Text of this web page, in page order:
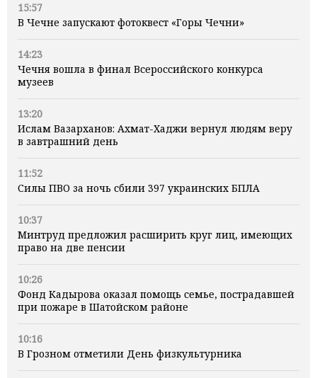
15:57
В Чечне запускают фотоквест «Горы Чечни»
14:23
Чечня вошла в финал Всероссийского конкурса
музеев
13:20
Ислам Вазарханов: Ахмат-Хаджи вернул людям веру
в завтрашний день
11:52
Силы ПВО за ночь сбили 397 украинских БПЛА
10:37
Минтруд предложил расширить круг лиц, имеющих
право на две пенсии
10:26
Фонд Кадырова оказал помощь семье, пострадавшей
при пожаре в Шатойском районе
10:16
В Грозном отметили День физкультурника